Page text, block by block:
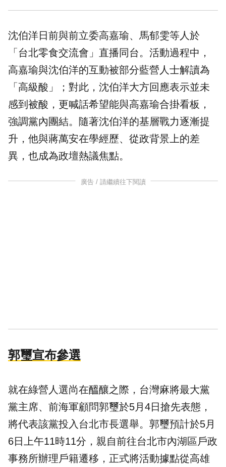
沈伯洋日前與前立委高嘉瑜、馬郁雯等人於
「台北零食交流會」直播同台。活動過程中，
高嘉瑜與沈伯洋的互動被部分藍營人士解讀為
「高級酸」；對此，沈伯洋大方回應表示並未
感到被酸，更喊話希望能與高嘉瑜合掛看板，
強調黨內團結。隨著沈伯洋的基層戰力逐漸提
升，他與蔣萬安在學經歷、從政背景上的差
異，也成為政壇熱議焦點。
廣告 / 請繼續往下閱讀
郭璽宣布參選
就在綠營人選尚在醞釀之際，台灣麻將最大黨
黨主席、前海軍顧問郭璽於5月4日搶先表態，
將代表該黨投入台北市長選舉。郭璽預計於5月
6日上午11時11分，親自前往台北市內湖區戶政
事務所辦理戶籍遷移，正式將活動據點從高雄